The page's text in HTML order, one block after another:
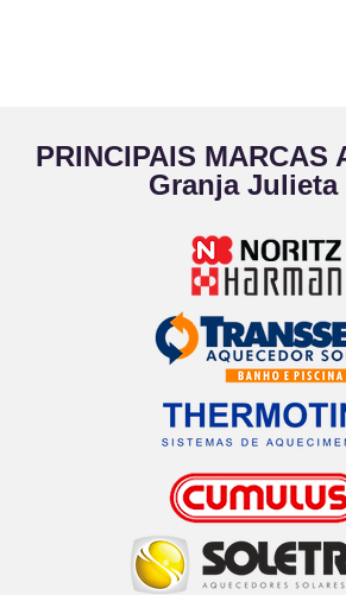
PRINCIPAIS MARCAS
Granja Julieta